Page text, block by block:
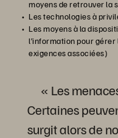
moyens de retrouver la
Les technologies à
Les moyens à la
l’information pour
exigences associées)
« Les
Certaines
surgit alors de